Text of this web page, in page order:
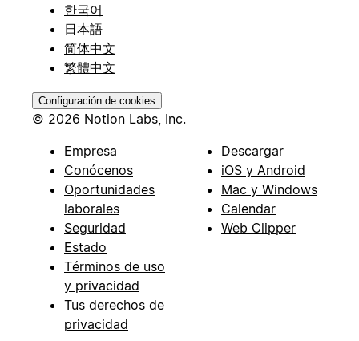
한국어
日本語
简体中文
繁體中文
Configuración de cookies
© 2026 Notion Labs, Inc.
Empresa
Conócenos
Oportunidades
laborales
Seguridad
Estado
Términos de uso
y privacidad
Tus derechos de
privacidad
Descargar
iOS y Android
Mac y Windows
Calendar
Web Clipper